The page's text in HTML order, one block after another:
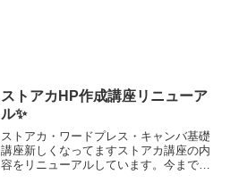
ストアカHP作成講座リニューア
ル✨
ストアカ・ワードプレス・キャンバ基礎
講座新しくなってますストアカ講座の内
容をリニューアルしています。今まで通